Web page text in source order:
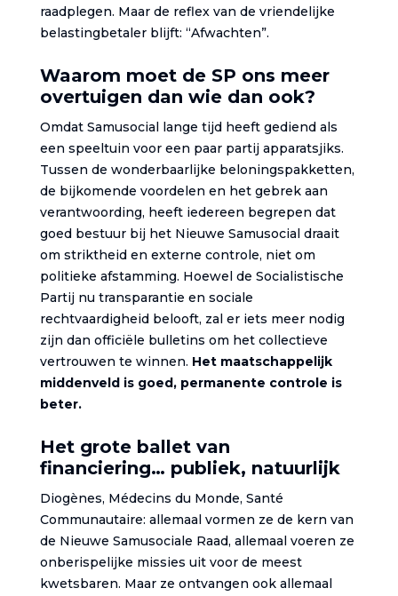
raadplegen. Maar de reflex van de vriendelijke
belastingbetaler blijft: “Afwachten”.
Waarom moet de SP ons meer
overtuigen dan wie dan ook?
Omdat Samusocial lange tijd heeft gediend als
een speeltuin voor een paar partij apparatsjiks.
Tussen de wonderbaarlijke beloningspakketten,
de bijkomende voordelen en het gebrek aan
verantwoording, heeft iedereen begrepen dat
goed bestuur bij het Nieuwe Samusocial draait
om striktheid en externe controle, niet om
politieke afstamming. Hoewel de Socialistische
Partij nu transparantie en sociale
rechtvaardigheid belooft, zal er iets meer nodig
zijn dan officiële bulletins om het collectieve
vertrouwen te winnen. Het maatschappelijk
middenveld is goed, permanente controle is
beter.
Het grote ballet van
financiering… publiek, natuurlijk
Diogènes, Médecins du Monde, Santé
Communautaire: allemaal vormen ze de kern van
de Nieuwe Samusociale Raad, allemaal voeren ze
onberispelijke missies uit voor de meest
kwetsbaren. Maar ze ontvangen ook allemaal